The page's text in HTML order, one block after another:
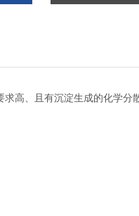
高、且有沉淀生成的化学分